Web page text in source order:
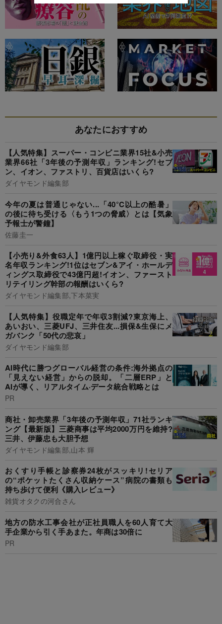
あなたにおすすめ
【人気特集】スーパー・コンビニ業界15社&小売
業界66社「3年後の予測年収」ランキング!セブ
ン、イオン、ファストリ、百貨店はいくら?
ダイヤモンド編集部
今年の夏は普通じゃない...「40°C以上の酷暑」
の後に待ち受ける〈もう1つの脅威〉とは【気象
予報士が警鐘】
佐藤圭一
【小売り&外食63人】1億円以上稼ぐ取締役・実
名年収ランキング!1位はセブン&アイ・ホールデ
ィングス取締役で43億円超!イオン、ファースト
リテイリング幹部の報酬はいくら?
ダイヤモンド編集部,下本菜実
【人気特集】役職定年で年収3割減?東京海上、
あいおい、三菱UFJ、三井住友...損保&生保にメ
ガバンク「50代の悲哀」
ダイヤモンド編集部
AI時代に勝つグローバル経営の条件:海外拠点の
「見えない経営」からの脱却。「二層ERP」と
AIが導く、リアルタイム·データ統合戦略とは
PR
商社・卸売業界「3年後の予測年収」71社ランキ
ング【最新版】三菱商事は平均2000万円を維持?
三井、伊藤忠も大胆予想
ダイヤモンド編集部,山本 輝
おくすり手帳と診察券24枚がスッキリ!セリア
の“ポケットたくさん収納ケース”病院の書類も
持ち歩けて便利《購入レビュー》
雑貨オタクの河合さん
地方の防水工事会社が正社員職人を60人育て大
手企業から引く手あまた。年商は30倍に
PR